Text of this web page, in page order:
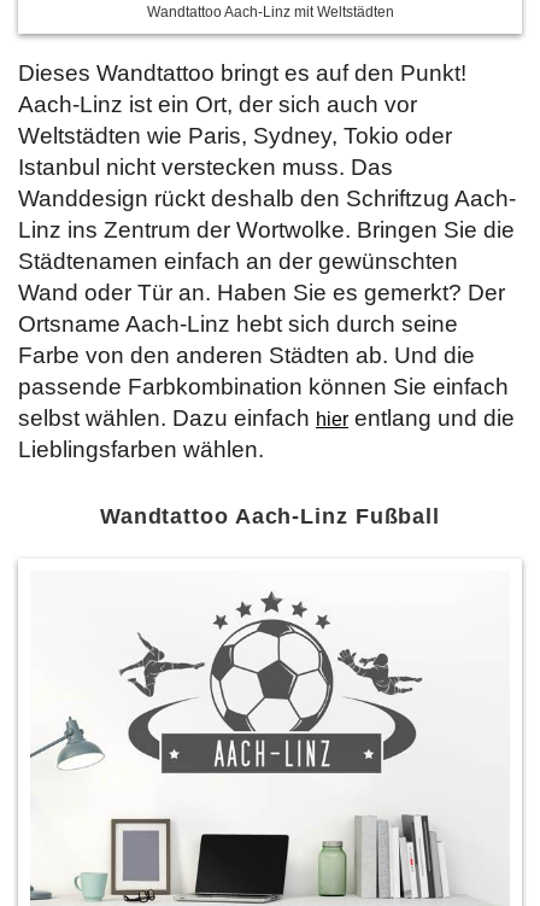
Wandtattoo Aach-Linz mit Weltstädten
Dieses Wandtattoo bringt es auf den Punkt!
Aach-Linz ist ein Ort, der sich auch vor
Weltstädten wie Paris, Sydney, Tokio oder
Istanbul nicht verstecken muss. Das
Wanddesign rückt deshalb den Schriftzug Aach-
Linz ins Zentrum der Wortwolke. Bringen Sie die
Städtenamen einfach an der gewünschten
Wand oder Tür an. Haben Sie es gemerkt? Der
Ortsname Aach-Linz hebt sich durch seine
Farbe von den anderen Städten ab. Und die
passende Farbkombination können Sie einfach
selbst wählen. Dazu einfach hier entlang und die
Lieblingsfarben wählen.
Wandtattoo Aach-Linz Fußball